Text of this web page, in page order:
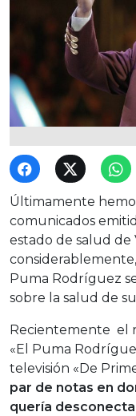
Últimamente
comunicados
estado de salud
Puma Rodríguez
sobre la salud de
Recientemente el
«El Puma
televisión «De
par de notas en
quería